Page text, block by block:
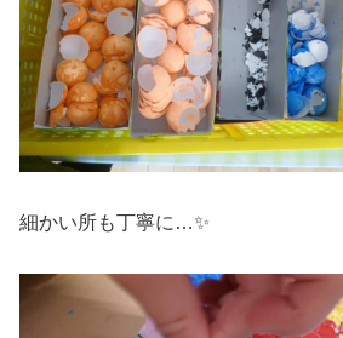
細かい所も丁寧に…✨